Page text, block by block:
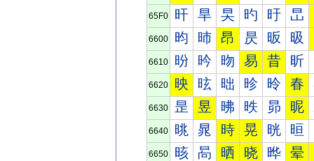
65F0 旰 旱 旲 旳 旴 旵
6600 昀 昁 昂 昃 昄 昅
6610 昐 昑 昒 易 昔 昕
6620 映 昡 昢 昣 昤 春
6630 昰 昱 昲 昳 昴 昵
6640 晀 晁 時 晃 晄 晅
6650 晐 晑 晒 晓 晔 晕